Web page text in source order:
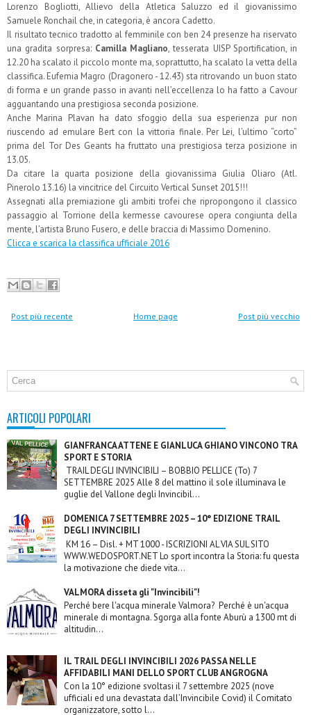
Lorenzo Bogliotti, Allievo della Atletica Saluzzo ed il giovanissimo
Samuele Ronchail che, in categoria, è ancora Cadetto.
Il risultato tecnico tradotto al femminile con ben 24 presenze ha riservato
una gradita sorpresa: Camilla Magliano, tesserata UISP Sportification, in
12.20 ha scalato il piccolo monte ma, soprattutto, ha scalato la vetta della
classifica. Eufemia Magro (Dragonero - 12.43) sta ritrovando un buon stato
di forma e un grande passo in avanti nell’eccellenza lo ha fatto a Cavour
agguantando una prestigiosa seconda posizione.
Anche Marina Plavan ha dato sfoggio della sua esperienza pur non
riuscendo ad emulare Bert con la vittoria finale. Per Lei, l’ultimo “corto”
prima del Tor Des Geants ha fruttato una prestigiosa terza posizione in
13.05.
Da citare la quarta posizione della giovanissima Giulia Oliaro (Atl.
Pinerolo 13.16) la vincitrice del Circuito Vertical Sunset 2015!!!
Assegnati alla premiazione gli ambiti trofei che ripropongono il classico
passaggio al Torrione della kermesse cavourese opera congiunta della
mente, l’artista Bruno Fusero, e delle braccia di Massimo Domenino.
Clicca e scarica la classifica ufficiale 2016
Post più recente Post più vecchio
Home page
ARTICOLI POPOLARI
GIANFRANCA ATTENE E GIANLUCA GHIANO VINCONO TRA
SPORT E STORIA
TRAIL DEGLI INVINCIBILI – BOBBIO PELLICE (To) 7
SETTEMBRE 2025 Alle 8 del mattino il sole illuminava le
guglie del Vallone degli Invincibil...
DOMENICA 7 SETTEMBRE 2025 – 10° EDIZIONE TRAIL
DEGLI INVINCIBILI
KM 16 – Disl. + MT 1000 - ISCRIZIONI AL VIA SUL SITO
WWW.WEDOSPORT.NET Lo sport incontra la Storia: fu questa
la motivazione che diede vita...
VALMORA disseta gli "Invincibili"!
Perché bere l'acqua minerale Valmora? Perché è un'acqua
minerale di montagna. Sgorga alla fonte Aburù a 1300 mt di
altitudin...
IL TRAIL DEGLI INVINCIBILI 2026 PASSA NELLE
AFFIDABILI MANI DELLO SPORT CLUB ANGROGNA
Con la 10° edizione svoltasi il 7 settembre 2025 (nove
ufficiali ed una devastata dall’Invincibile Covid) il Comitato
organizzatore, sotto l...